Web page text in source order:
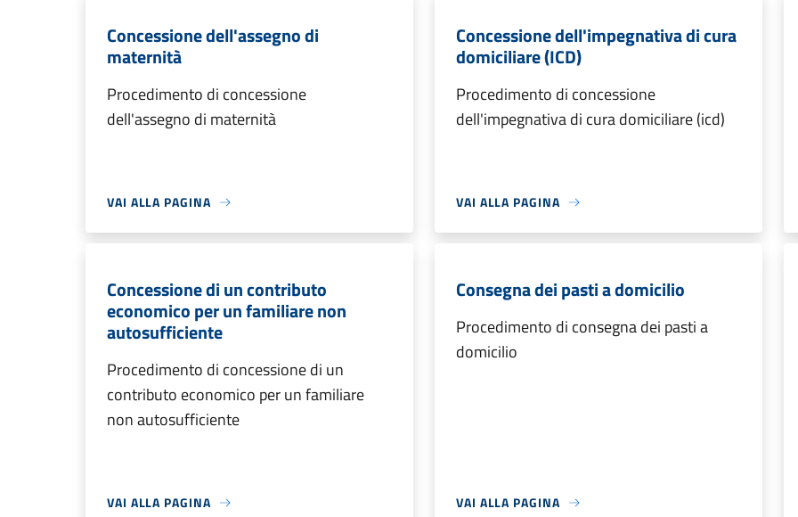
Concessione dell'assegno di
maternità
Procedimento di concessione
dell'assegno di maternità
VAI ALLA PAGINA
Concessione dell'impegnativa di cura
domiciliare (ICD)
Procedimento di concessione
dell'impegnativa di cura domiciliare (icd)
VAI ALLA PAGINA
Concessione di un contributo
economico per un familiare non
autosufficiente
Procedimento di concessione di un
contributo economico per un familiare
non autosufficiente
VAI ALLA PAGINA
Consegna dei pasti a domicilio
Procedimento di consegna dei pasti a
domicilio
VAI ALLA PAGINA